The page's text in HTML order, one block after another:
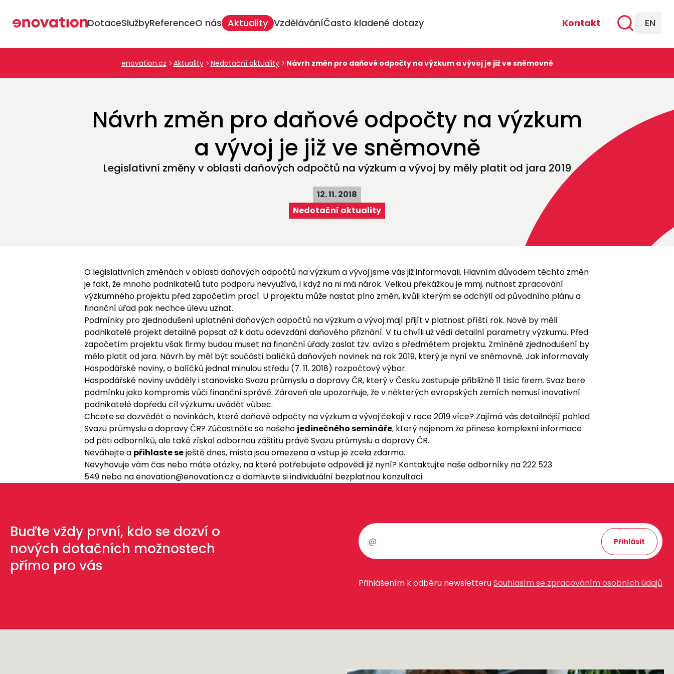
DotaceSlužbyReferenceO nás Aktuality VzděláváníČasto kladené dotazy Kontakt EN
enovation.cz Aktuality Nedotační aktuality Návrh změn pro daňové odpočty na výzkum a vývoj je již ve sněmovně
Návrh změn pro daňové odpočty na výzkum
a vývoj je již ve sněmovně
Legislativní změny v oblasti daňových odpočtů na výzkum a vývoj by měly platit od jara 2019
12. 11. 2018
Nedotační aktuality
O legislativních změnách v oblastidaňových odpočtů na výzkum a vývojjsme vás již informovali. Hlavním důvodem těchto změn
je fakt, že mnoho podnikatelů tuto podporu nevyužívá, i když na ni má nárok. Velkou překážkou je mmj. nutnost zpracování
výzkumného projektu před započetím prací. U projektu může nastat plno změn, kvůli kterým se odchýlí od původního plánu a
finanční úřad pak nechce úlevu uznat.
Podmínky pro zjednodušení uplatněnídaňových odpočtů na výzkum a vývoj mají přijít v platnost příští rok. Nově by měli
podnikatelé projekt detailně popsat až k datu odevzdání daňového přiznání. V tu chvíli už vědí detailní parametry výzkumu. Před
započetím projektu však firmy budou muset na finanční úřady zaslat tzv. avízo s předmětem projektu. Zmíněné zjednodušení by
mělo platit od jara. Návrh by měl být součástí balíčků daňových novinek na rok 2019, který je nyní ve sněmovně. Jak informovaly
Hospodářské noviny, o balíčků jednal minulou středu (7. 11. 2018) rozpočtový výbor.
Hospodářské noviny uváděly i stanovisko Svazu průmyslu a dopravy ČR, který v Česku zastupuje přibližně 11 tisíc firem. Svaz bere
podmínku jako kompromis vůči finanční správě. Zároveň ale upozorňuje, že v některých evropských zemích nemusí inovativní
podnikatelé dopředu cíl výzkumu uvádět vůbec.
Chcete se dozvědět o novinkách, kterédaňové odpočty na výzkum a vývojčekají v roce 2019 více? Zajímá vás detailnější pohled
Svazu průmyslu a dopravy ČR? Zúčastněte se našeho jedinečného semináře, který nejenom že přinese komplexní informace
od pěti odborníků, ale také získal odbornou záštitu právě Svazu průmyslu a dopravy ČR.
Neváhejte a přihlaste seještě dnes, místa jsou omezena a vstup je zcela zdarma.
Nevyhovuje vám čas nebo máte otázky, na které potřebujete odpovědi již nyní? Kontaktujte naše odborníky na 222 523
549 nebo naenovation@enovation.cz a domluvte si individuální bezplatnou konzultaci.
Buďte vždy první, kdo se dozví o
nových dotačních možnostech
přímo pro vás
Přihlásit
Přihlášením k odběru newsletteruSouhlasím se zpracováním osobních údajů